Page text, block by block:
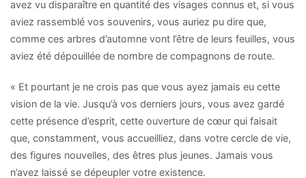
avez vu disparaître en quantité des visages connus et, si vous
aviez rassemblé vos souvenirs, vous auriez pu dire que,
comme ces arbres d’automne vont l’être de leurs feuilles, vous
aviez été dépouillée de nombre de compagnons de route.
« Et pourtant je ne crois pas que vous ayez jamais eu cette
vision de la vie. Jusqu’à vos derniers jours, vous avez gardé
cette présence d’esprit, cette ouverture de cœur qui faisait
que, constamment, vous accueilliez, dans votre cercle de vie,
des figures nouvelles, des êtres plus jeunes. Jamais vous
n’avez laissé se dépeupler votre existence.